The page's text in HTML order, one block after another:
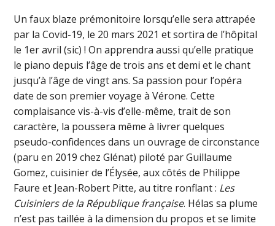
Un faux blaze prémonitoire lorsqu’elle sera attrapée
par la Covid-19, le 20 mars 2021 et sortira de l’hôpital
le 1er avril (sic) ! On apprendra aussi qu’elle pratique
le piano depuis l’âge de trois ans et demi et le chant
jusqu’à l’âge de vingt ans. Sa passion pour l’opéra
date de son premier voyage à Vérone. Cette
complaisance vis-à-vis d’elle-même, trait de son
caractère, la poussera même à livrer quelques
pseudo-confidences dans un ouvrage de circonstance
(paru en 2019 chez Glénat) piloté par Guillaume
Gomez, cuisinier de l’Élysée, aux côtés de Philippe
Faure et Jean-Robert Pitte, au titre ronflant : Les
Cuisiniers de la République française. Hélas sa plume
n’est pas taillée à la dimension du propos et se limite